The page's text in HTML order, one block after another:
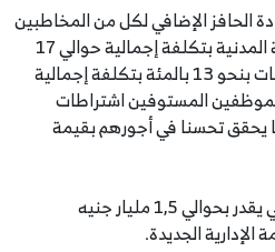
الحافز الإضافي لكل من المخاطبين
وغير المخاطبين بقانون الخدمة المدنية بتكلفة إجمالية حوالي 17
مليار جنيه، زيادة قيمة المعاشات بنحو 13 بالمئة بتكلفة إجمالية
الموظفين المستوفين اشتراطات
في 30 يونيو 2021، بما يحقق تحسنا في أجورهم بقيمة
وأمر بتخصيص برنامج حافز مالي يقدر بحوالي 1,5 مليار جنيه
الإدارية الجديدة.